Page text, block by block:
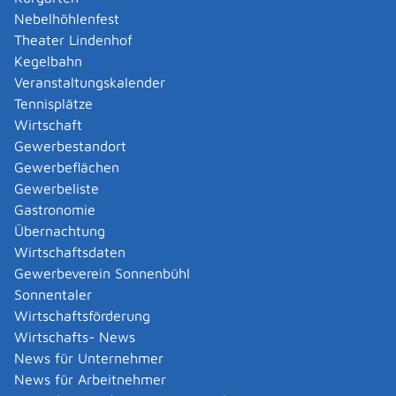
Nebelhöhlenfest
Theater Lindenhof
Kegelbahn
Veranstaltungskalender
Tennisplätze
Wirtschaft
Gewerbestandort
Gewerbeflächen
Gewerbeliste
Gastronomie
Übernachtung
Wirtschaftsdaten
Gewerbeverein Sonnenbühl
Sonnentaler
Wirtschaftsförderung
Wirtschafts- News
News für Unternehmer
News für Arbeitnehmer
für das laufende Kalenderjahr: bis 30. November
Erforderliche Unterlagen
bei Geburt eines Kindes: Geburtsurkunde
Nachweise über die Erstausbildung von volljährigen
Kindern
Kosten
Es entstehen keine Gebühren oder sonstige Kosten.
Hinweise
Antrag auf Lohnsteuer-Ermäßigung und zu den
Lohnsteuerabzugsmerkmalen - Anlage Kinder
Rechtsgrundlage
Einkommensteuergesetz (EStG)
§ 24b Entlastungsbetrag für Alleinerziehende